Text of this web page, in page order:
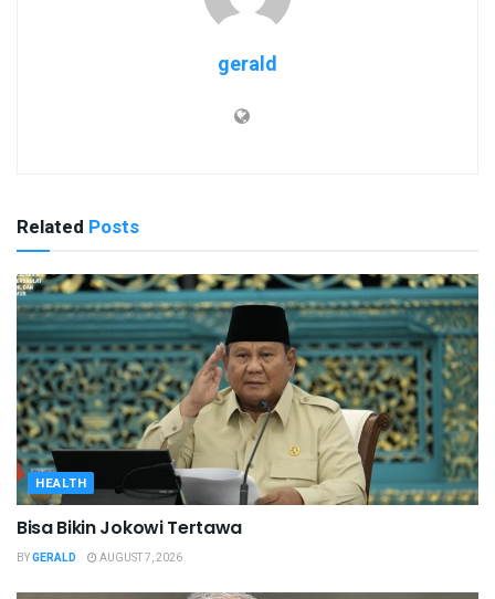
gerald
Related Posts
HEALTH
Bisa Bikin Jokowi Tertawa
BYGERALD AUGUST 7, 2026